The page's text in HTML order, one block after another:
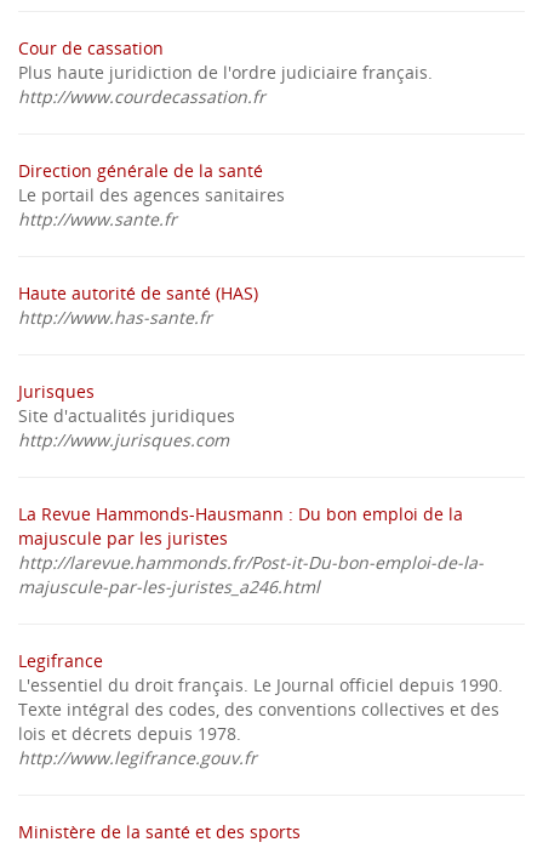
Cour de cassation
Plus haute juridiction de l'ordre judiciaire français.
http://www.courdecassation.fr
Direction générale de la santé
Le portail des agences sanitaires
http://www.sante.fr
Haute autorité de santé (HAS)
http://www.has-sante.fr
Jurisques
Site d'actualités juridiques
http://www.jurisques.com
La Revue Hammonds-Hausmann : Du bon emploi de la
majuscule par les juristes
http://larevue.hammonds.fr/Post-it-Du-bon-emploi-de-la-
majuscule-par-les-juristes_a246.html
Legifrance
L'essentiel du droit français. Le Journal officiel depuis 1990.
Texte intégral des codes, des conventions collectives et des
lois et décrets depuis 1978.
http://www.legifrance.gouv.fr
Ministère de la santé et des sports